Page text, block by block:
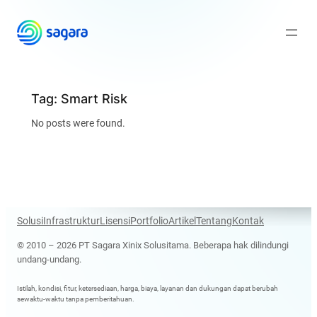
content
Tag: Smart Risk
No posts were found.
SolusiInfrastrukturLisensiPortfolioArtikelTentangKontak
© 2010 – 2026 PT Sagara Xinix Solusitama. Beberapa hak dilindungi
undang-undang.
Istilah, kondisi, fitur, ketersediaan, harga, biaya, layanan dan dukungan dapat berubah
sewaktu-waktu tanpa pemberitahuan.